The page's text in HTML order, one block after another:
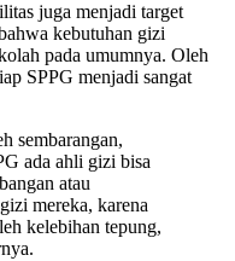
juga menjadi target
kebutuhan gizi
pada umumnya. Oleh
SPPG menjadi sangat
sembarangan,
ada ahli gizi bisa
atau
mereka, karena
kelebihan tepung,